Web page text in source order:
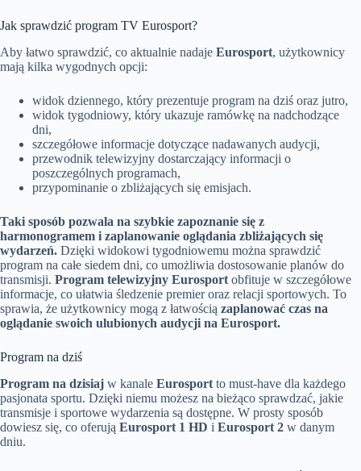
Jak sprawdzić program TV Eurosport?
Aby łatwo sprawdzić, co aktualnie nadaje Eurosport, użytkownicy
mają kilka wygodnych opcji:
widok dziennego, który prezentuje program na dziś oraz jutro,
widok tygodniowy, który ukazuje ramówkę na nadchodzące
dni,
szczegółowe informacje dotyczące nadawanych audycji,
przewodnik telewizyjny dostarczający informacji o
poszczególnych programach,
przypominanie o zbliżających się emisjach.
Taki sposób pozwala na szybkie zapoznanie się z
harmonogramem i zaplanowanie oglądania zbliżających się
wydarzeń. Dzięki widokowi tygodniowemu można sprawdzić
program na całe siedem dni, co umożliwia dostosowanie planów do
transmisji. Program telewizyjny Eurosport obfituje w szczegółowe
informacje, co ułatwia śledzenie premier oraz relacji sportowych. To
sprawia, że użytkownicy mogą z łatwością zaplanować czas na
oglądanie swoich ulubionych audycji na Eurosport.
Program na dziś
Program na dzisiaj w kanale Eurosport to must-have dla każdego
pasjonata sportu. Dzięki niemu możesz na bieżąco sprawdzać, jakie
transmisje i sportowe wydarzenia są dostępne. W prosty sposób
dowiesz się, co oferują Eurosport 1 HD i Eurosport 2 w danym
dniu.